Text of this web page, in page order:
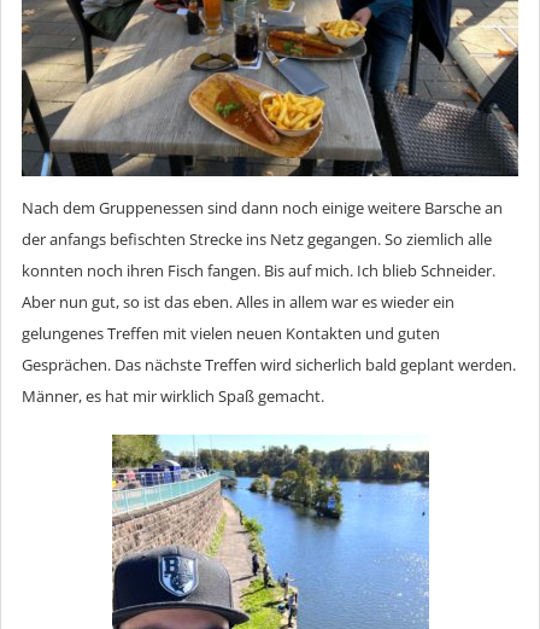
Nach dem Gruppenessen sind dann noch einige weitere Barsche an
der anfangs befischten Strecke ins Netz gegangen. So ziemlich alle
konnten noch ihren Fisch fangen. Bis auf mich. Ich blieb Schneider.
Aber nun gut, so ist das eben. Alles in allem war es wieder ein
gelungenes Treffen mit vielen neuen Kontakten und guten
Gesprächen. Das nächste Treffen wird sicherlich bald geplant werden.
Männer, es hat mir wirklich Spaß gemacht.